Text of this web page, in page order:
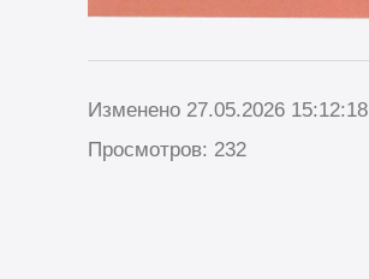
Изменено 27.05.2026 15:12:18
Просмотров: 232